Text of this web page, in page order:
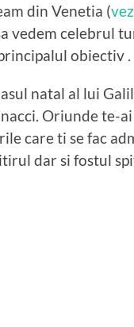
din Venetia (
vedem celebrul
obiectiv .
natal al lui
Oriunde te-
care ti se fac
dar si fostul